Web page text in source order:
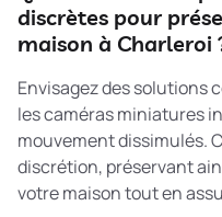
discrètes pour
maison à Charleroi
Envisagez des solutions
les caméras miniatures
mouvement dissimulés.
discrétion, préservant
votre maison tout en